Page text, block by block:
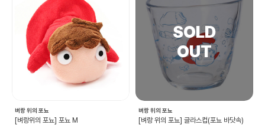
벼랑 위의 포뇨
[벼랑위의 포뇨] 포뇨 M
벼랑 위의 포뇨
[벼랑 위의 포뇨] 글라스컵(포뇨 바닷속)